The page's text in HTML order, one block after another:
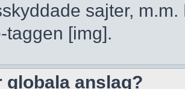
sajter,
taggen [img].
globala anslag?